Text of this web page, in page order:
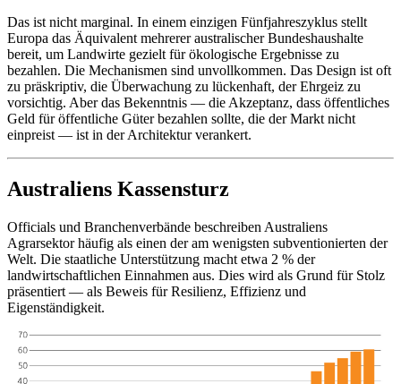
Das ist nicht marginal. In einem einzigen Fünfjahreszyklus stellt
Europa das Äquivalent mehrerer australischer Bundeshaushalte
bereit, um Landwirte gezielt für ökologische Ergebnisse zu
bezahlen. Die Mechanismen sind unvollkommen. Das Design ist oft
zu präskriptiv, die Überwachung zu lückenhaft, der Ehrgeiz zu
vorsichtig. Aber das Bekenntnis — die Akzeptanz, dass öffentliches
Geld für öffentliche Güter bezahlen sollte, die der Markt nicht
einpreist — ist in der Architektur verankert.
Australiens Kassensturz
Officials und Branchenverbände beschreiben Australiens
Agrarsektor häufig als einen der am wenigsten subventionierten der
Welt. Die staatliche Unterstützung macht etwa 2 % der
landwirtschaftlichen Einnahmen aus. Dies wird als Grund für Stolz
präsentiert — als Beweis für Resilienz, Effizienz und
Eigenständigkeit.